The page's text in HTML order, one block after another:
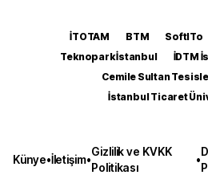
İTOTAM BTM SoftITo
Teknopark İstanbul
İDTM
Cemile Sultan
İstanbul Ticaret
Künye•İletişim•
Gizlilik ve KVKK
Politikası
•